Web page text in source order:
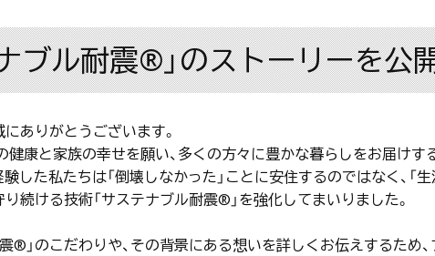
ブル耐震®」のストーリーを公
ありがとうございます。
健康と家族の幸せを願い、多くの方々に豊かな暮らしをお届けす
した私たちは「倒壊しなかった」ことに安住するのではなく、「
続ける技術「サステナブル耐震®」を強化してまいりました。
®」のこだわりや、その背景にある想いを詳しくお伝えするため